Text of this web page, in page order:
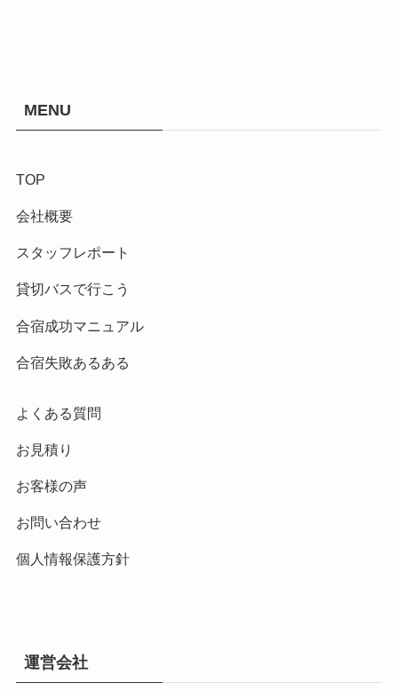
MENU
TOP
会社概要
スタッフレポート
貸切バスで行こう
合宿成功マニュアル
合宿失敗あるある
よくある質問
お見積り
お客様の声
お問い合わせ
個人情報保護方針
運営会社